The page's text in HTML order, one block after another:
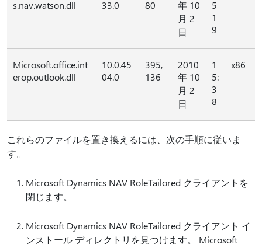
s.nav.watson.dll 33.0 80
年 10
月 2
日
5
1
9
Microsoft.office.int
erop.outlook.dll
10.0.45
04.0
395,
136
2010
年 10
月 2
日
1
5:
3
8
x86
これらのファイルを置き換えるには、次の手順に従いま
す。
Microsoft Dynamics NAV RoleTailored クライアントを
閉じます。
Microsoft Dynamics NAV RoleTailored クライアント イ
ンストール ディレクトリを見つけます。 Microsoft